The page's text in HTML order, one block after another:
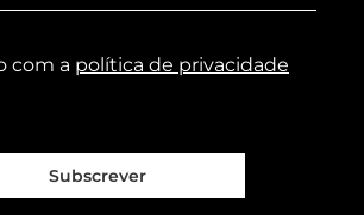
com a política de privacidade
Subscrever